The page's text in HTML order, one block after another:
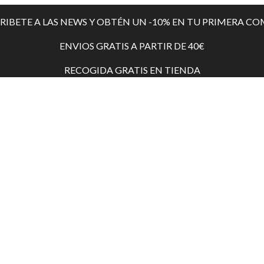
A LAS NEWS Y OBTÉN UN -10% EN TU PRIMERA
ENVIOS GRATIS A PARTIR DE 40€
RECOGIDA GRATIS EN TIENDA